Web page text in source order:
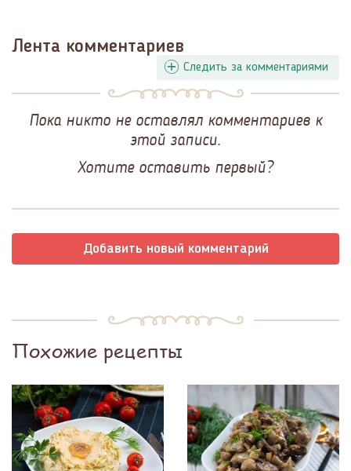
Лента комментариев
Следить за комментариями
Пока никто не оставлял комментариев к
этой записи.
Хотите оставить первый?
Добавить новый комментарий
Похожие рецепты